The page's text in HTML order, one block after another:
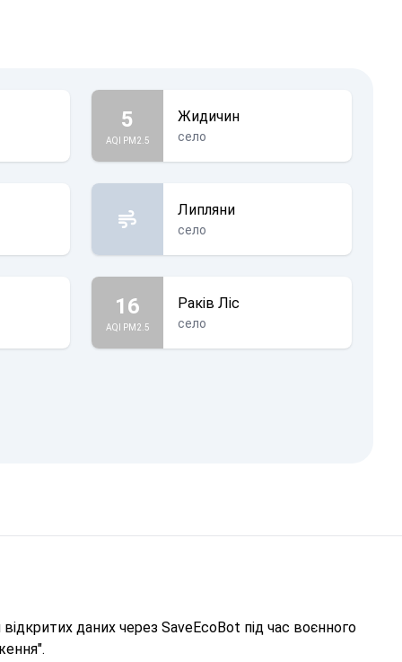
5
AQI PM2.5
Жидичин
село
Липляни
село
16
AQI PM2.5
Раків Ліс
село
даних через SaveEcoBot під час воєнного